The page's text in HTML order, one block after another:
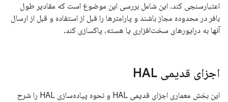
اعتبارسنجی کند. این شامل بررسی این موضوع است که مقادیر طول
بافر در محدوده مجاز باشند و پارامترها را قبل از استفاده و قبل از ارسال
آنها به درایورهای سخت‌افزاری یا هسته، پاکسازی کند.
اجزای قدیمی HAL
این بخش معماری اجزای قدیمی HAL و نحوه پیاده‌سازی HAL را شرح